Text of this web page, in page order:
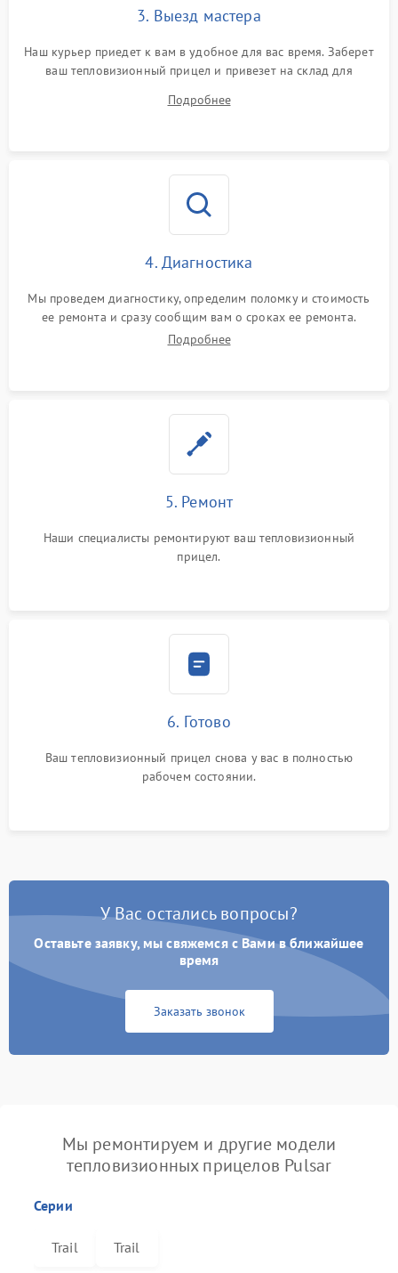
Поломка системы защиты
1500 ₽
3. Выезд мастера
Наш курьер приедет к вам в удобное для вас время. Заберет
ваш тепловизионный прицел и привезет на склад для
Подробнее
4. Диагностика
Мы проведем диагностику, определим поломку и стоимость
ее ремонта и сразу сообщим вам о сроках ее ремонта.
Подробнее
5. Ремонт
Наши специалисты ремонтируют ваш тепловизионный
прицел.
6. Готово
Ваш тепловизионный прицел снова у вас в полностью
рабочем состоянии.
У Вас остались вопросы?
Оставьте заявку, мы свяжемся с Вами в ближайшее
время
Заказать звонок
Мы ремонтируем и другие модели
тепловизионных прицелов Pulsar
Серии
Trail Trail